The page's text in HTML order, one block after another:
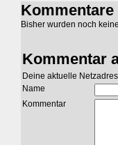
Kommentare
Bisher wurden noch
Kommentar
Deine aktuelle
Name
Kommentar